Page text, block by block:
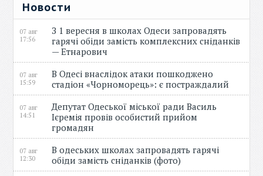
Новости
07 авг
17:56
З 1 вересня в школах Одеси запровадять
гарячі обіди замість комплексних сніданків
— Етнарович
07 авг
15:59
В Одесі внаслідок атаки пошкоджено
стадіон «Чорноморець»: є постраждалий
07 авг
14:51
Депутат Одеської міської ради Василь
Ієремія провів особистий прийом
громадян
07 авг
12:30
В одеських школах запровадять гарячі
обіди замість сніданків (фото)